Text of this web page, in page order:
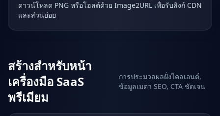
ดาวน์โหลด PNG หรือโฮสต์ด้วย Image2URL เพื่อรับลิงก์ CDN
และส่วนย่อย
สร้างสำหรับหน้า
เครื่องมือ SaaS
พรีเมียม
การประมวลผลฝั่งไคลเอนต์,
ข้อมูลเมตา SEO, CTA ชัดเจน